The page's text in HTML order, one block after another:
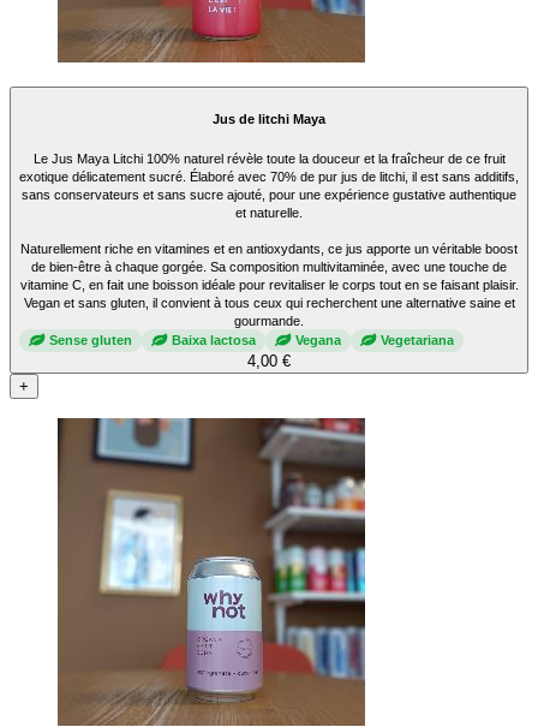
Jus de litchi Maya
Le Jus Maya Litchi 100% naturel révèle toute la douceur et la fraîcheur de ce fruit
exotique délicatement sucré. Élaboré avec 70% de pur jus de litchi, il est sans additifs,
sans conservateurs et sans sucre ajouté, pour une expérience gustative authentique
et naturelle.
Naturellement riche en vitamines et en antioxydants, ce jus apporte un véritable boost
de bien-être à chaque gorgée. Sa composition multivitaminée, avec une touche de
vitamine C, en fait une boisson idéale pour revitaliser le corps tout en se faisant plaisir.
Vegan et sans gluten, il convient à tous ceux qui recherchent une alternative saine et
gourmande.
Sense gluten
Baixa lactosa Vegana Vegetariana
4,00 €
+